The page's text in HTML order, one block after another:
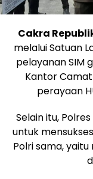
Cakra
melalui Satuan
pelayanan SIM
Kantor
perayaan
Selain itu,
untuk
Polri sama,